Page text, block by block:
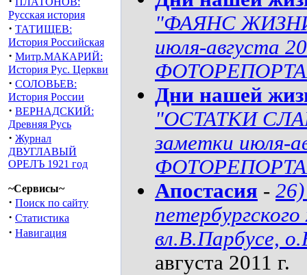
Русская история
· ТАТИЩЕВ:
История Российская
· Митр.МАКАРИЙ:
История Рус. Церкви
· СОЛОВЬЕВ:
История России
· ВЕРНАДСКИЙ:
Древняя Русь
· Журнал
ДВУГЛАВЫЙ
ОРЕЛЪ 1921 год
~Сервисы~
· Поиск по сайту
· Статистика
· Навигация
"ФАЯНС
июля-августа
Дни нашей
"ОСТАТКИ
заметки июля-
Апостасия -
вл.В.Парбусе,
августа 2011 г.